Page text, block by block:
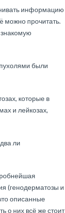
информацию
можно прочитать.
были
которые в
и лейкозах,
ли
(генодерматозы и
описанные
о них всё же стоит